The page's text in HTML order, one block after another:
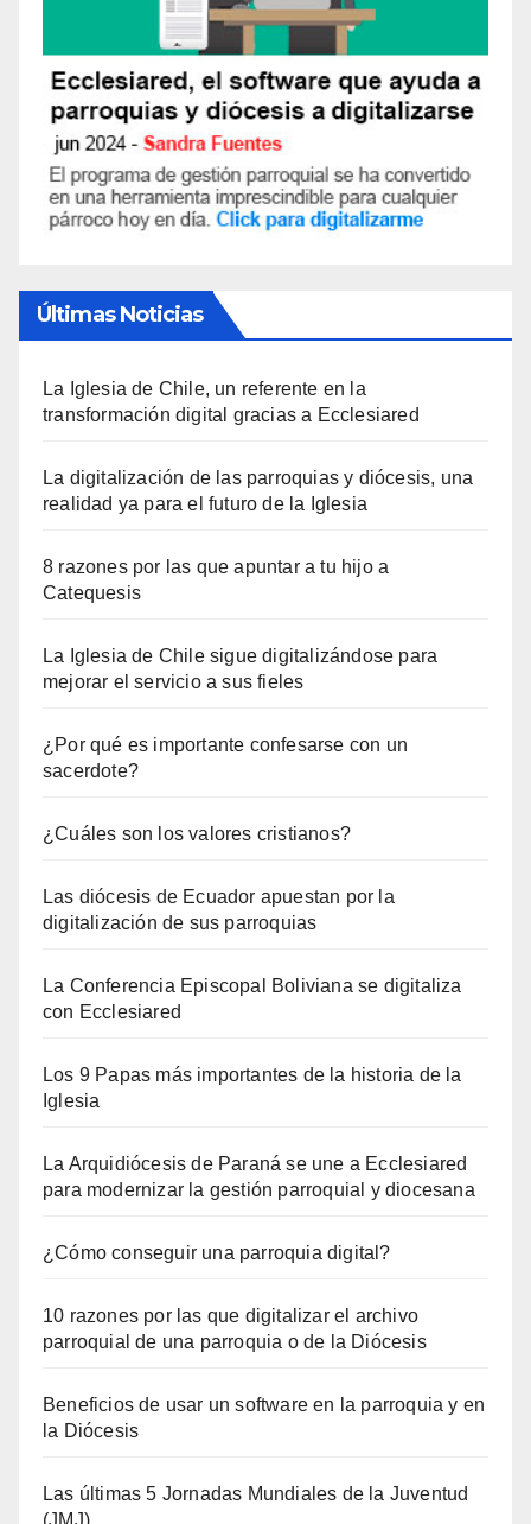
Últimas Noticias
La Iglesia de Chile, un referente en la
transformación digital gracias a Ecclesiared
La digitalización de las parroquias y diócesis, una
realidad ya para el futuro de la Iglesia
8 razones por las que apuntar a tu hijo a
Catequesis
La Iglesia de Chile sigue digitalizándose para
mejorar el servicio a sus fieles
¿Por qué es importante confesarse con un
sacerdote?
¿Cuáles son los valores cristianos?
Las diócesis de Ecuador apuestan por la
digitalización de sus parroquias
La Conferencia Episcopal Boliviana se digitaliza
con Ecclesiared
Los 9 Papas más importantes de la historia de la
Iglesia
La Arquidiócesis de Paraná se une a Ecclesiared
para modernizar la gestión parroquial y diocesana
¿Cómo conseguir una parroquia digital?
10 razones por las que digitalizar el archivo
parroquial de una parroquia o de la Diócesis
Beneficios de usar un software en la parroquia y en
la Diócesis
Las últimas 5 Jornadas Mundiales de la Juventud